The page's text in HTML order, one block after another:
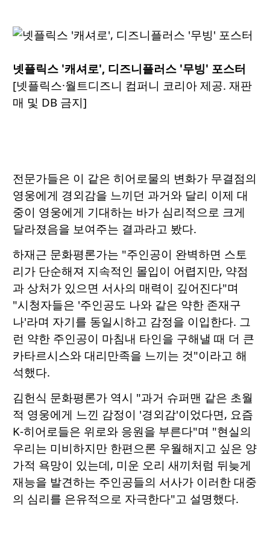
넷플릭스 '캐셔로', 디즈니플러스 '무빙' 포스터
[넷플릭스·월트디즈니 컴퍼니 코리아 제공. 재판
매 및 DB 금지]
전문가들은 이 같은 히어로물의 변화가 무결점의
영웅에게 경외감을 느끼던 과거와 달리 이제 대
중이 영웅에게 기대하는 바가 심리적으로 크게
달라졌음을 보여주는 결과라고 봤다.
하재근 문화평론가는 "주인공이 완벽하면 스토
리가 단순해져 지속적인 몰입이 어렵지만, 약점
과 상처가 있으면 서사의 매력이 깊어진다"며
"시청자들은 '주인공도 나와 같은 약한 존재구
나'라며 자기를 동일시하고 감정을 이입한다. 그
런 약한 주인공이 마침내 타인을 구해낼 때 더 큰
카타르시스와 대리만족을 느끼는 것"이라고 해
석했다.
김헌식 문화평론가 역시 "과거 슈퍼맨 같은 초월
적 영웅에게 느낀 감정이 '경외감'이었다면, 요즘
K-히어로들은 위로와 응원을 부른다"며 "현실의
우리는 미비하지만 한편으론 우월해지고 싶은 양
가적 욕망이 있는데, 미운 오리 새끼처럼 뒤늦게
재능을 발견하는 주인공들의 서사가 이러한 대중
의 심리를 은유적으로 자극한다"고 설명했다.